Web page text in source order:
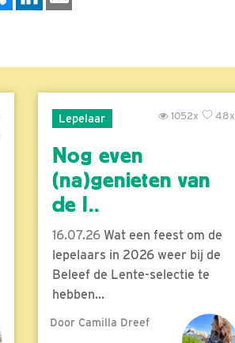
Lepelaar 48x
1052x
Nog even
(na)genieten van
de l..
16.07.26Wat een feest om de
lepelaars in 2026 weer bij de
Beleef de Lente-selectie te
hebben...
Lees meer
Door Camilla Dreef